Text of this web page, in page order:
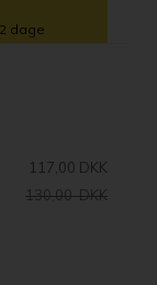
dage
117,00 DKK
130,00 DKK